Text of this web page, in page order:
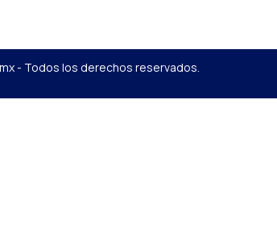
- Todos los derechos reservados.